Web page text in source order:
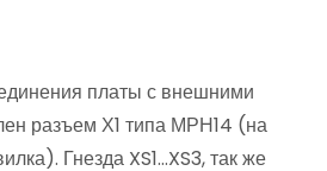
платы с внешними
разъем Х1 типа МРН14 (на
Гнезда XS1…XS3, так же